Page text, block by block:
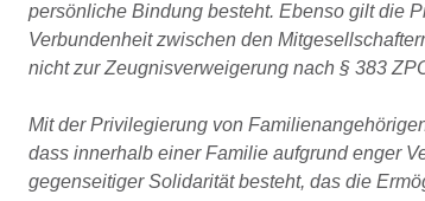
persönliche Bindung besteht. Ebenso gilt die
Verbundenheit zwischen den
nicht zur Zeugnisverweigerung nach § 383
Mit der Privilegierung von
dass innerhalb einer Familie aufgrund enger
gegenseitiger Solidarität besteht, das die